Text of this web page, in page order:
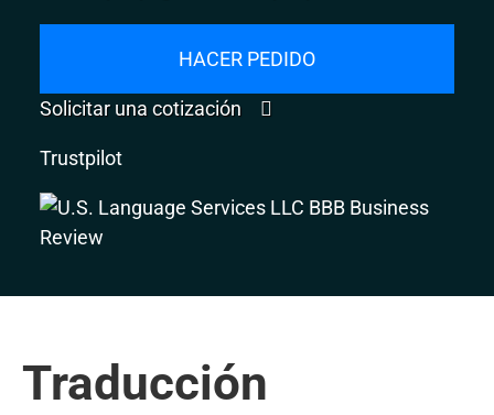
HACER PEDIDO
Solicitar una cotización
Trustpilot
Traducción